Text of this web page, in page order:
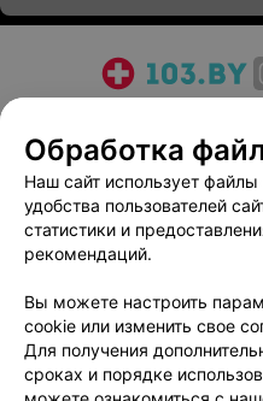
Медицинский
Пользовательское
Вакансии
Написать
Персональные
Обработка
Обработка
Наш сайт использует
удобства пользователей
статистики и
рекомендаций.
Вы можете настроить
cookie или изменить свое
Для получения
сроках и порядке